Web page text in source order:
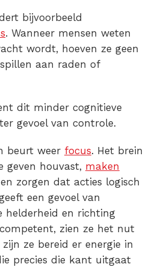
bijvoorbeeld
. Wanneer mensen weten
wordt, hoeven ze geen
aan raden of
dit minder cognitieve
gevoel van controle.
beurt weer focus. Het brein
geven houvast, maken
en zorgen dat acties logisch
een gevoel van
helderheid en richting
zien ze het nut
ze bereid er energie in
precies die kant uitgaat